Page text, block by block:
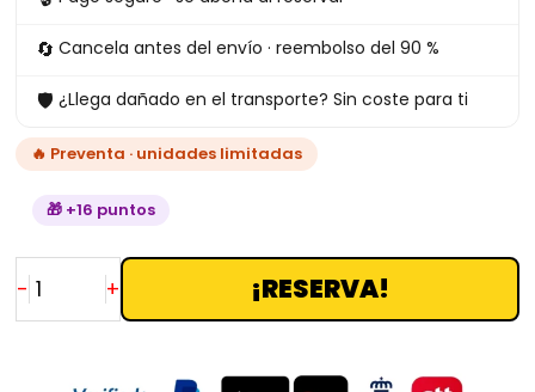
🔄 Cancela antes del envío · reembolso del 90 %
🛡 ¿Llega dañado en el transporte? Sin coste para ti
🔥 Preventa · unidades limitadas
🎁 +16 puntos
-
La
cantidad
+ ¡RESERVA!